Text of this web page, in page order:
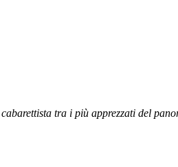
tra i più apprezzati del